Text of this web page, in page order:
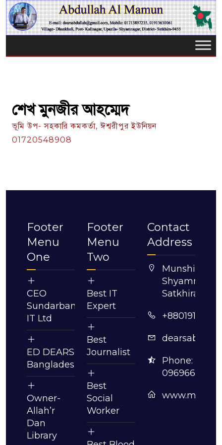
শেখ মুনজীর আহম্মেদ
ভূমি উপ- সহকারি কমকর্তা, ঈশ্বরীপুর ইউনিয়ন
01720548908
Footer
Menu
One
CEO
Sundarban
IT Ltd
ED DEARS
Bangladesh
Owner-
Allah’r
Dan
Library
Footer
Menu
Two
Best IT
Expert
Best
Journalist
Best
Social
Worker
Contact
Address
Munshigonj,
Shyamnagar,
Satkhira.
Phone:
09696630061